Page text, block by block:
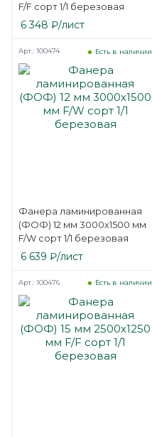
F/F сорт 1/1 березовая
6 348 ₽/лист
Фанера ламинированная
(ФОФ) 12 мм 3000х1500 мм
F/W сорт 1/1 березовая
Есть в наличии
Арт.: 100474
6 639 ₽/лист
Есть в наличии
Арт.: 100476